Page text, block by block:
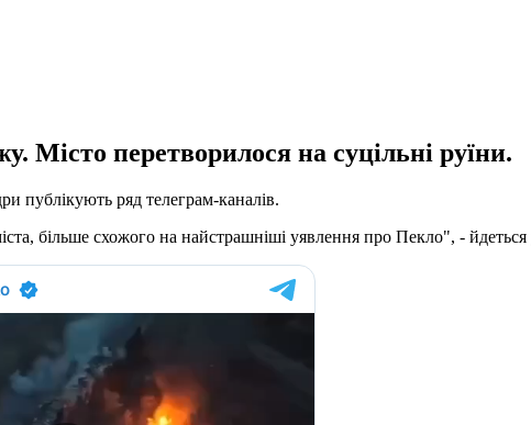
Місто перетворилося на суцільні руїни.
публікують ряд телеграм-каналів.
більше схожого на найстрашніші уявлення про Пекло", - йдеться